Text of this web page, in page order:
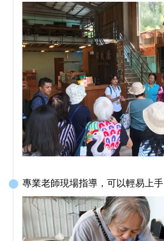
專業老師現場指導，可以輕易上手